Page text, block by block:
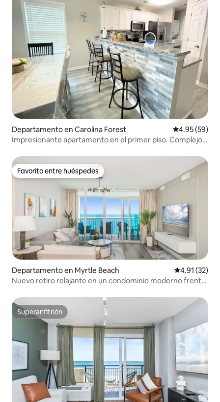
Departamento en Carolina Forest Calificación
4.95 (59)
Impresionante apartamento en el primer piso. Complejo
Favorito entre huéspedes
Favorito entre huéspedes
Departamento en Myrtle Beach Calificación
4.91 (32)
Nuevo retiro relajante en un condominio moderno frente
Superanfitrión
Superanfitrión